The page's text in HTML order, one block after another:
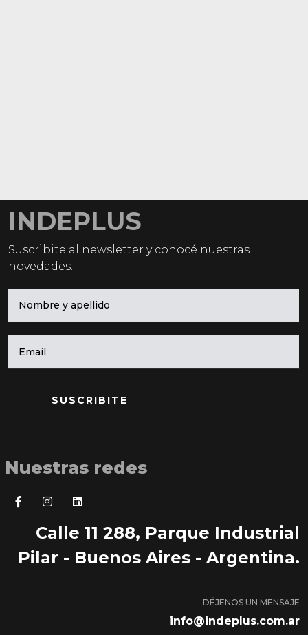
INDEPLUS
Suscribite al newsletter y conocé nuestras
novedades.
SUSCRIBITE
Nuestras redes
Calle 11 288, Parque Industrial
Pilar - Buenos Aires - Argentina.
DÉJENOS UN MENSAJE
info@indeplus.com.ar